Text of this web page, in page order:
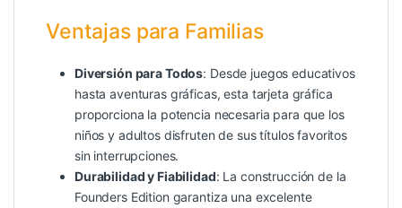
Ventajas para Familias
Diversión para Todos: Desde juegos educativos
hasta aventuras gráficas, esta tarjeta gráfica
proporciona la potencia necesaria para que los
niños y adultos disfruten de sus títulos favoritos
sin interrupciones.
Durabilidad y Fiabilidad: La construcción de la
Founders Edition garantiza una excelente